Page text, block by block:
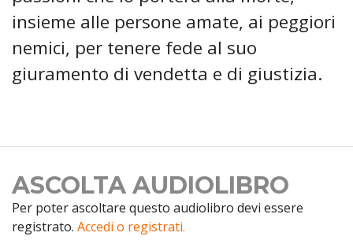
insieme alle persone amate, ai peggiori
nemici, per tenere fede al suo
giuramento di vendetta e di giustizia.
ASCOLTA AUDIOLIBRO
Per poter ascoltare questo audiolibro devi essere
registrato. Accedi o registrati.